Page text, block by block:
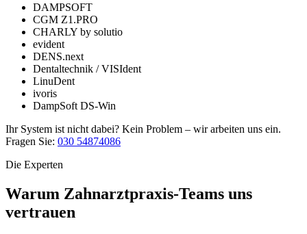
DAMPSOFT
CGM Z1.PRO
CHARLY by solutio
evident
DENS.next
Dentaltechnik / VISIdent
LinuDent
ivoris
DampSoft DS-Win
Ihr System ist nicht dabei? Kein Problem – wir arbeiten uns ein.
Fragen Sie: 030 54874086
Die Experten
Warum Zahnarztpraxis-Teams uns
vertrauen